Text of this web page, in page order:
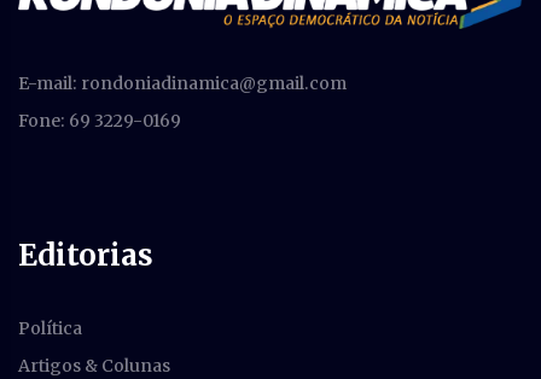
E-mail: rondoniadinamica@gmail.com
Fone: 69 3229-0169
Editorias
Política
Artigos & Colunas